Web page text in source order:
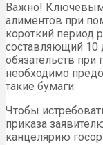
Важно!
алиментов при
короткий период
составляющий 10
обязательств
необходимо
такие бумаги:
Чтобы
приказа
канцелярию